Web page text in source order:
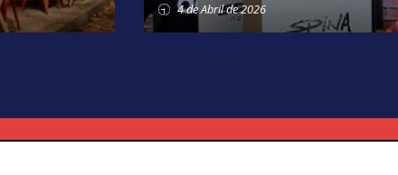
4 deAbrilde 2026